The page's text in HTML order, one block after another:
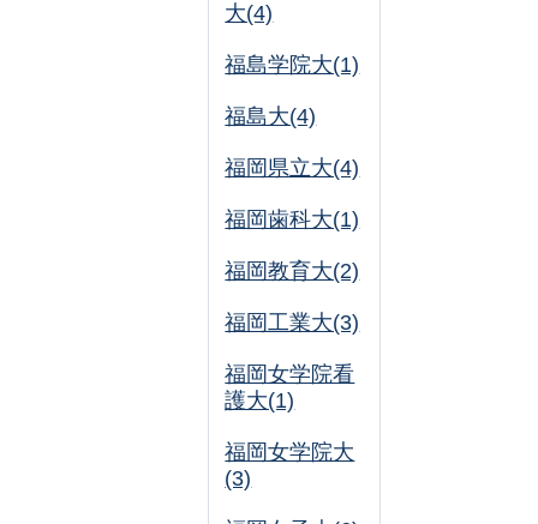
大(4)
福島学院大(1)
福島大(4)
福岡県立大(4)
福岡歯科大(1)
福岡教育大(2)
福岡工業大(3)
福岡女学院看
護大(1)
福岡女学院大
(3)